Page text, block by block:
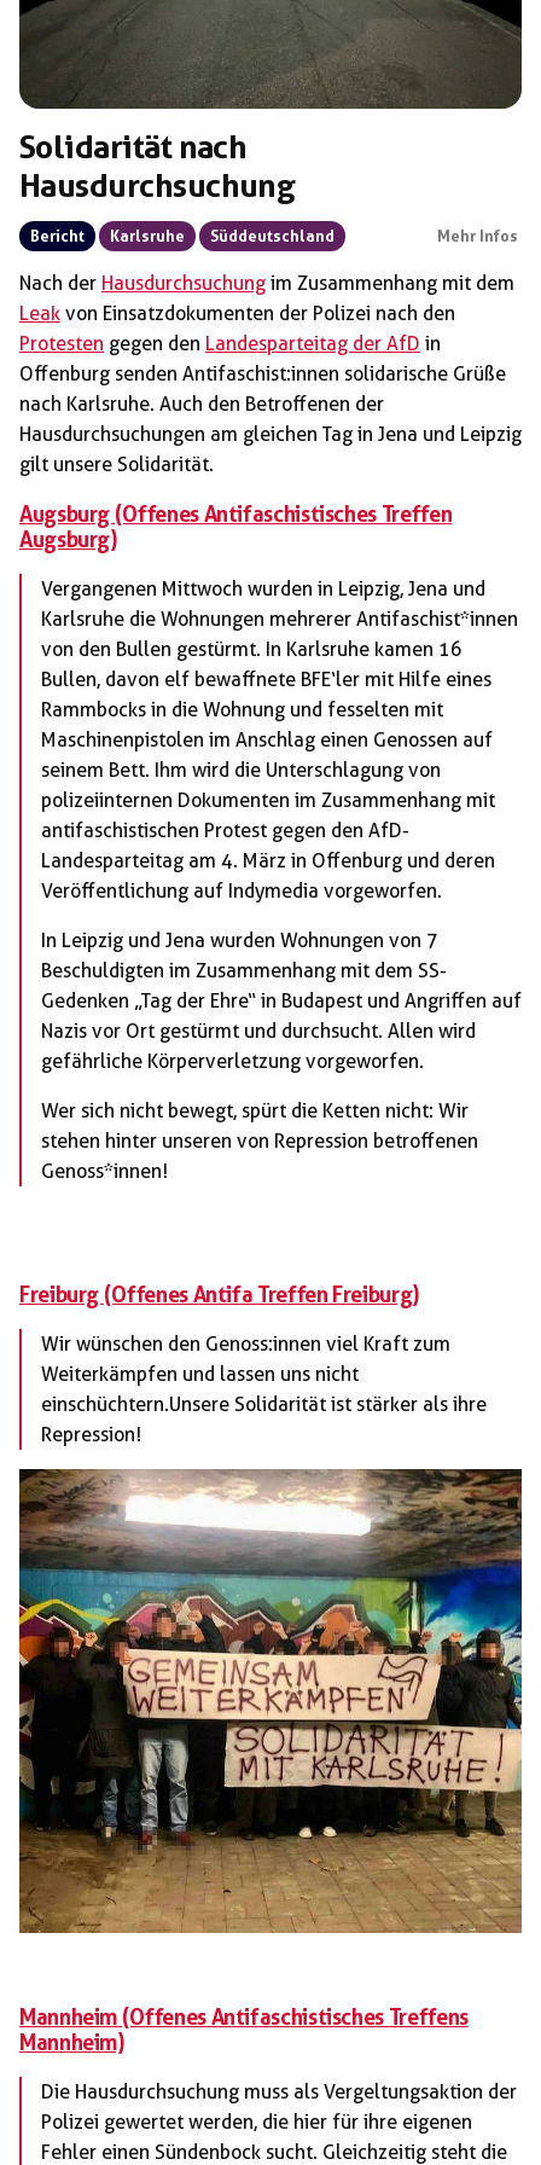
Solidarität nach
Hausdurchsuchung
Bericht Karlsruhe Süddeutschland Mehr Infos
Nach der Hausdurchsuchung im Zusammenhang mit dem
Leak von Einsatzdokumenten der Polizei nach den
Protesten gegen den Landesparteitag der AfD in
Offenburg senden Antifaschist:innen solidarische Grüße
nach Karlsruhe. Auch den Betroffenen der
Hausdurchsuchungen am gleichen Tag in Jena und Leipzig
gilt unsere Solidarität.
Augsburg (Offenes Antifaschistisches Treffen
Augsburg)
Vergangenen Mittwoch wurden in Leipzig, Jena und
Karlsruhe die Wohnungen mehrerer Antifaschist*innen
von den Bullen gestürmt. In Karlsruhe kamen 16
Bullen, davon elf bewaffnete BFE‘ler mit Hilfe eines
Rammbocks in die Wohnung und fesselten mit
Maschinenpistolen im Anschlag einen Genossen auf
seinem Bett. Ihm wird die Unterschlagung von
polizeiinternen Dokumenten im Zusammenhang mit
antifaschistischen Protest gegen den AfD-
Landesparteitag am 4. März in Offenburg und deren
Veröffentlichung auf Indymedia vorgeworfen.
In Leipzig und Jena wurden Wohnungen von 7
Beschuldigten im Zusammenhang mit dem SS-
Gedenken „Tag der Ehre“ in Budapest und Angriffen auf
Nazis vor Ort gestürmt und durchsucht. Allen wird
gefährliche Körperverletzung vorgeworfen.
Wer sich nicht bewegt, spürt die Ketten nicht: Wir
stehen hinter unseren von Repression betroffenen
Genoss*innen!
Freiburg (Offenes Antifa Treffen Freiburg)
Wir wünschen den Genoss:innen viel Kraft zum
Weiterkämpfen und lassen uns nicht
einschüchtern.Unsere Solidarität ist stärker als ihre
Repression!
Mannheim (Offenes Antifaschistisches Treffens
Mannheim)
Die Hausdurchsuchung muss als Vergeltungsaktion der
Polizei gewertet werden, die hier für ihre eigenen
Fehler einen Sündenbock sucht. Gleichzeitig steht die